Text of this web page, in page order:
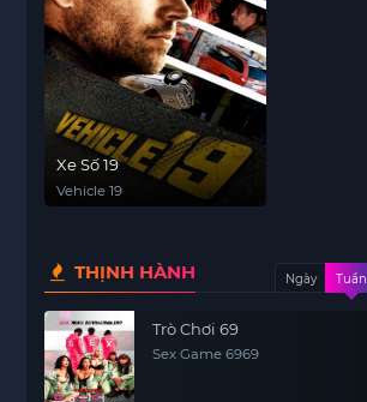
Xe Số 19
Vehicle 19
THỊNH HÀNH Ngày Tuần
Trò Chơi 69
Sex Game 6969